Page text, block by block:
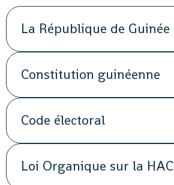
La République de Guinée
Constitution guinéenne
Code électoral
Loi Organique sur la HAC